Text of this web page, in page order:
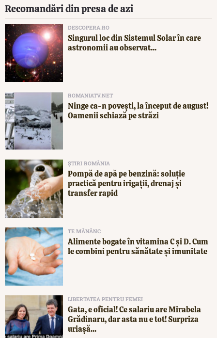
Recomandări din presa de azi
DESCOPERA.RO
Singurul loc din Sistemul Solar în care
astronomii au observat...
ROMANIATV.NET
Ninge ca-n povești, la început de august!
Oamenii schiază pe străzi
ȘTIRI ROMÂNIA
Pompă de apă pe benzină: soluție
practică pentru irigații, drenaj și
transfer rapid
TE MĂNÂNC
Alimente bogate în vitamina C și D. Cum
le combini pentru sănătate și imunitate
LIBERTATEA PENTRU FEMEI
Gata, e oficial! Ce salariu are Mirabela
Grădinaru, dar asta nu e tot! Surpriza
uriașă...